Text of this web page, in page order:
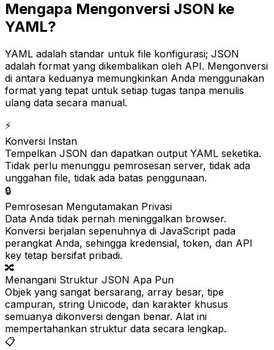
Mengapa Mengonversi JSON ke
YAML?
YAML adalah standar untuk file konfigurasi; JSON
adalah format yang dikembalikan oleh API. Mengonversi
di antara keduanya memungkinkan Anda menggunakan
format yang tepat untuk setiap tugas tanpa menulis
ulang data secara manual.
⚡
Konversi Instan
Tempelkan JSON dan dapatkan output YAML seketika.
Tidak perlu menunggu pemrosesan server, tidak ada
unggahan file, tidak ada batas penggunaan.
🔒
Pemrosesan Mengutamakan Privasi
Data Anda tidak pernah meninggalkan browser.
Konversi berjalan sepenuhnya di JavaScript pada
perangkat Anda, sehingga kredensial, token, dan API
key tetap bersifat pribadi.
🔀
Menangani Struktur JSON Apa Pun
Objek yang sangat bersarang, array besar, tipe
campuran, string Unicode, dan karakter khusus
semuanya dikonversi dengan benar. Alat ini
mempertahankan struktur data secara lengkap.
📋